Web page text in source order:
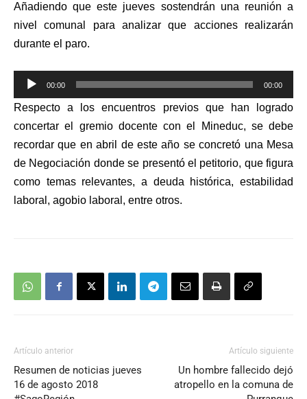
Añadiendo que este jueves sostendrán una reunión a
nivel comunal para analizar que acciones realizarán
durante el paro.
Reproductor
de
audio
00:00 00:00
Respecto a los encuentros previos que han logrado
concertar el gremio docente con el Mineduc, se debe
recordar que en abril de este año se concretó una Mesa
de Negociación donde se presentó el petitorio, que figura
como temas relevantes, a deuda histórica, estabilidad
labora , agobio laboral , entre otros.
Artículo anterior
Resumen de noticias jueves
16 de agosto 2018
Artículo siguiente
Un hombre fallecido dejó
atropello en la comuna de